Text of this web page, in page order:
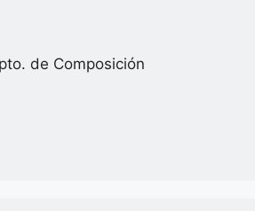
de Composición